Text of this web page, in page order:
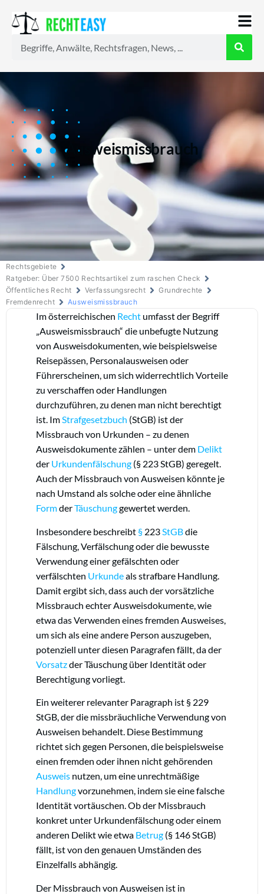
Ausweismissbrauch
Rechtsgebiete
Ratgeber: Über 7500 Rechtsartikel zum raschen Check
Öffentliches Recht
Verfassungsrecht
Grundrechte
Fremdenrecht‎
Ausweismissbrauch
Im österreichischen Recht umfasst der Begriff
„Ausweismissbrauch“ die unbefugte Nutzung
von Ausweisdokumenten, wie beispielsweise
Reisepässen, Personalausweisen oder
Führerscheinen, um sich widerrechtlich Vorteile
zu verschaffen oder Handlungen
durchzuführen, zu denen man nicht berechtigt
ist. ImStrafgesetzbuch (StGB) ist der
Missbrauch von Urkunden – zu denen
Ausweisdokumente zählen – unter dem Delikt
der Urkundenfälschung (§ 223 StGB) geregelt.
Auch der Missbrauch von Ausweisen könnte je
nach Umstand als solche oder eine ähnliche
FormderTäuschunggewertet werden.
Insbesondere beschreibt § 223StGBdie
Fälschung, Verfälschung oder die bewusste
Verwendung einer gefälschten oder
verfälschten Urkundeals strafbare Handlung.
Damit ergibt sich, dass auch der vorsätzliche
Missbrauch echter Ausweisdokumente, wie
etwa das Verwenden eines fremden Ausweises,
um sich als eine andere Person auszugeben,
potenziell unter diesen Paragrafen fällt, da der
Vorsatzder Täuschung über Identität oder
Berechtigung vorliegt.
Ein weiterer relevanter Paragraph ist § 229
StGB, der die missbräuchliche Verwendung von
Ausweisen behandelt. Diese Bestimmung
richtet sich gegen Personen, die beispielsweise
einen fremden oder ihnen nicht gehörenden
Ausweis nutzen, um eine unrechtmäßige
Handlungvorzunehmen, indem sie eine falsche
Identität vortäuschen. Ob der Missbrauch
konkret unter Urkundenfälschung oder einem
anderen Delikt wie etwa Betrug (§ 146 StGB)
fällt, ist von den genauen Umständen des
Einzelfalls abhängig.
Der Missbrauch von Ausweisen ist in